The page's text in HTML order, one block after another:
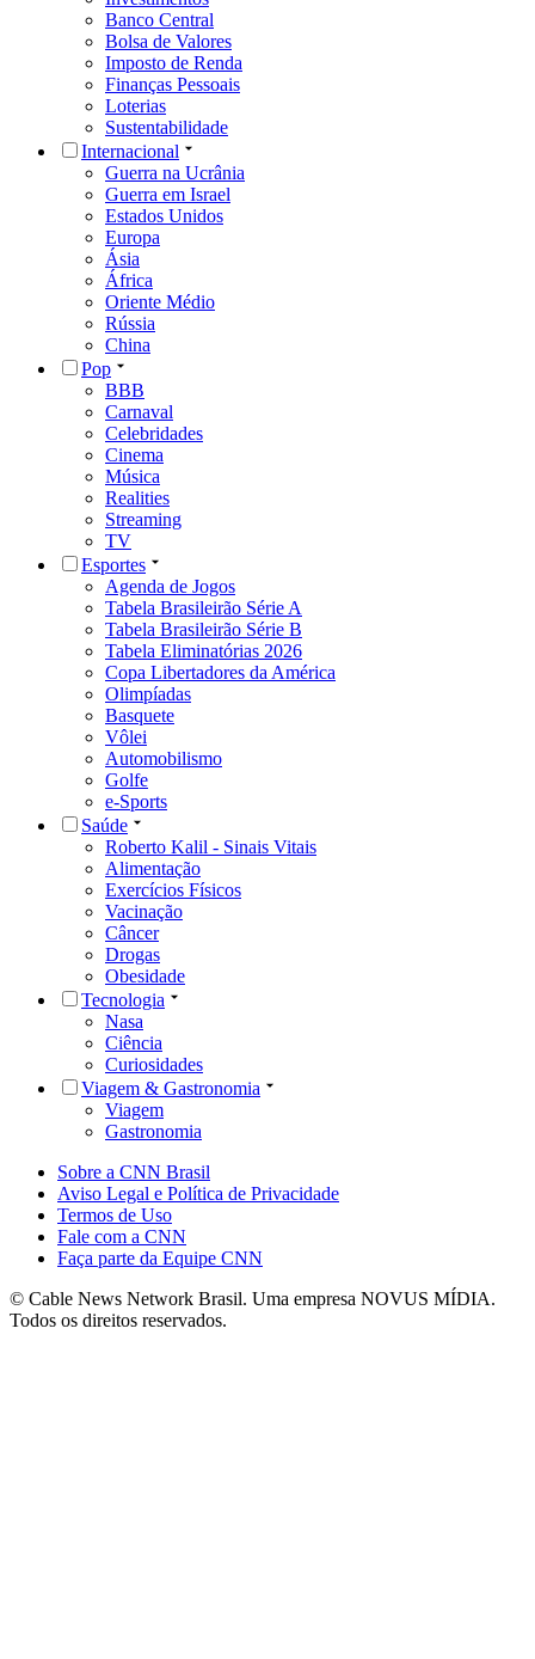
Banco Central
Bolsa de Valores
Imposto de Renda
Finanças Pessoais
Loterias
Sustentabilidade
Internacional
Guerra na Ucrânia
Guerra em Israel
Estados Unidos
Europa
Ásia
África
Oriente Médio
Rússia
China
Pop
BBB
Carnaval
Celebridades
Cinema
Música
Realities
Streaming
TV
Esportes
Agenda de Jogos
Tabela Brasileirão Série A
Tabela Brasileirão Série B
Tabela Eliminatórias 2026
Copa Libertadores da América
Olimpíadas
Basquete
Vôlei
Automobilismo
Golfe
e-Sports
Saúde
Roberto Kalil - Sinais Vitais
Alimentação
Exercícios Físicos
Vacinação
Câncer
Drogas
Obesidade
Tecnologia
Nasa
Ciência
Curiosidades
Viagem & Gastronomia
Viagem
Gastronomia
Sobre a CNN Brasil
Aviso Legal e Política de Privacidade
Termos de Uso
Fale com a CNN
Faça parte da Equipe CNN
© Cable News Network Brasil. Uma empresa NOVUS MÍDIA.
Todos os direitos reservados.